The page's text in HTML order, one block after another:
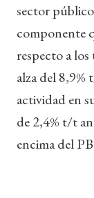
sector
componente
respecto a
alza del
actividad en
de 2,4% t/t
encima del